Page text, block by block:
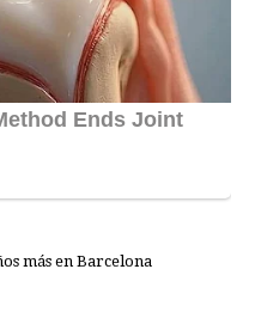
más en Barcelona